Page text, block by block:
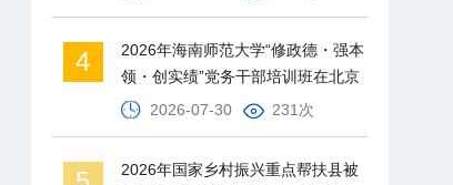
4
2026年海南师范大学“修政德・强本
领・创实绩”党务干部培训班在北京
师范大学举办
2026-07-30 231次
2026年国家乡村振兴重点帮扶县被